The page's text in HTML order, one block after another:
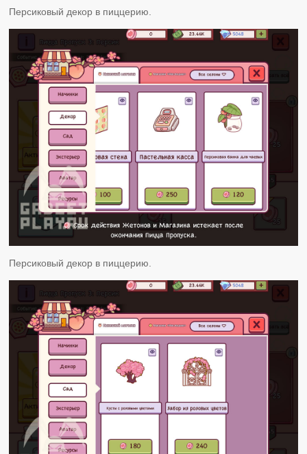
Персиковый декор в пиццерию.
Персиковый декор в пиццерию.